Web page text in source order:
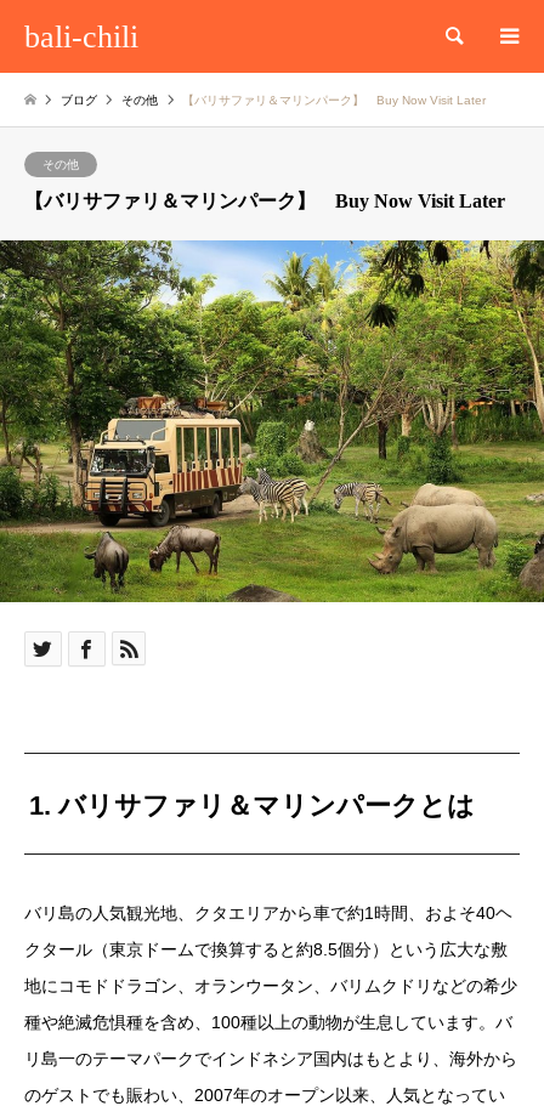
bali-chili 検索
ブログ その他 【バリサファリ＆マリンパーク】 Buy Now Visit Later
その他
【バリサファリ＆マリンパーク】 Buy Now Visit Later
1. バリサファリ＆マリンパークとは
バリ島の人気観光地、クタエリアから車で約1時間、およそ40ヘ
クタール（東京ドームで換算すると約8.5個分）という広大な敷
地にコモドドラゴン、オランウータン、バリムクドリなどの希少
種や絶滅危惧種を含め、100種以上の動物が生息しています。バ
リ島一のテーマパークでインドネシア国内はもとより、海外から
のゲストでも賑わい、2007年のオープン以来、人気となってい